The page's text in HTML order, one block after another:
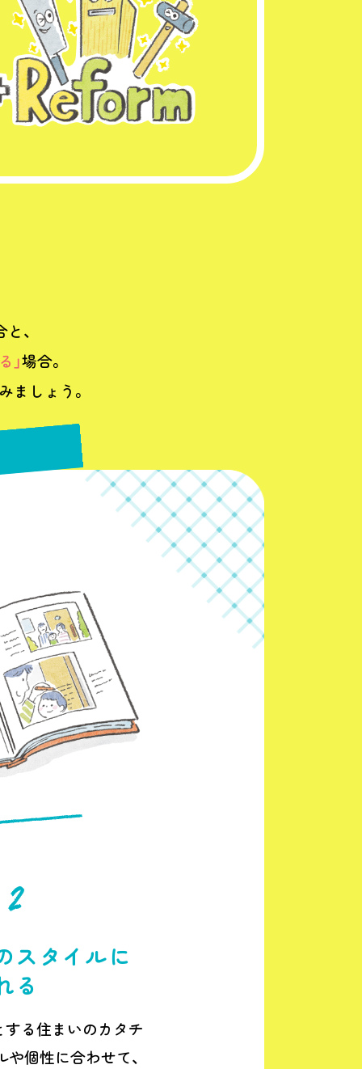
、
」場合。
ましょう。
スタイルに
る
する住まいのカタチ
個性に合わせて、